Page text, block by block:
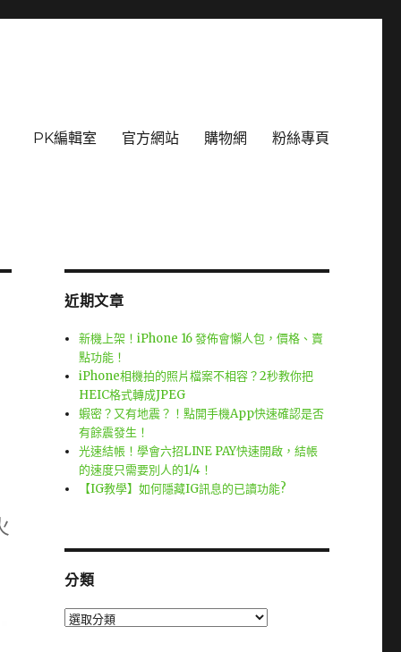
PK編輯室 官方網站 購物網 粉絲專頁
近期文章
新機上架！iPhone 16 發佈會懶人包，價格、賣
點功能！
iPhone相機拍的照片檔案不相容？2秒教你把
HEIC格式轉成JPEG
蝦密？又有地震？！點開手機App快速確認是否
有餘震發生！
光速結帳！學會六招LINE PAY快速開啟，結帳
的速度只需要別人的1/4！
【IG教學】如何隱藏IG訊息的已讀功能?
分類
分